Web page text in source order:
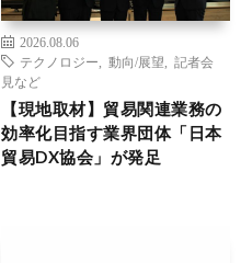
2026.08.06
テクノロジー
動向/展望
記者会
見など
【現地取材】貿易関連業務の
効率化目指す業界団体「日本
貿易DX協会」が発足